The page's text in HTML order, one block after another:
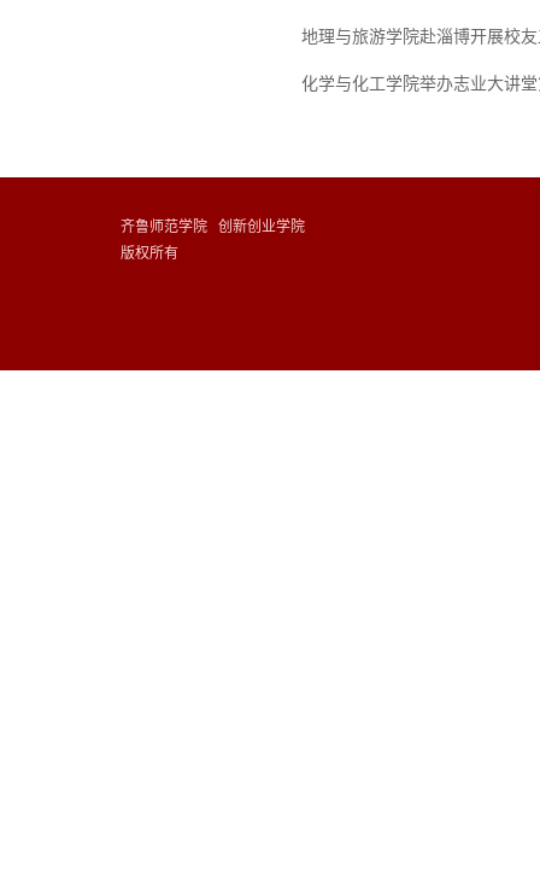
地理与旅游学院赴淄博开展校
化学与化工学院举办志业大讲
齐鲁师范学院 创新创业学院
版权所有